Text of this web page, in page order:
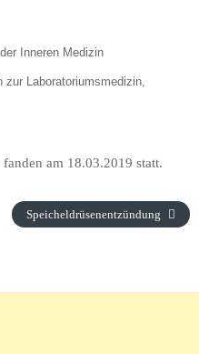
Inneren Medizin
zur Laboratoriumsmedizin,
am 18.03.2019 statt.
Speicheldrüsenentzündung